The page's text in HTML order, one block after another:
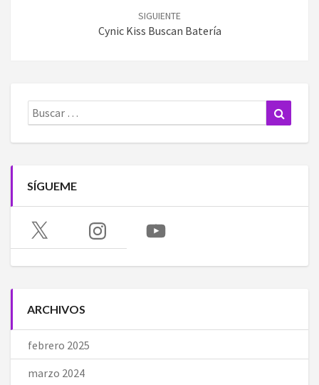
SIGUIENTE
Cynic Kiss Buscan Batería
Buscar:
SÍGUEME
X Instagram YouTube
ARCHIVOS
febrero 2025
marzo 2024